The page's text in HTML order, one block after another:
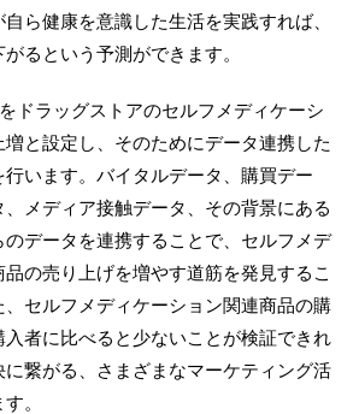
ら健康を意識した生活を実践すれば、
るという予測ができます。
ドラッグストアのセルフメディケーシ
増と設定し、そのためにデータ連携した
います。バイタルデータ、購買デー
メディア接触データ、その背景にある
データを連携することで、セルフメデ
の売り上げを増やす道筋を発見するこ
、セルフメディケーション関連商品の購
入者に比べると少ないことが検証できれ
繋がる、さまざまなマーケティング活
。